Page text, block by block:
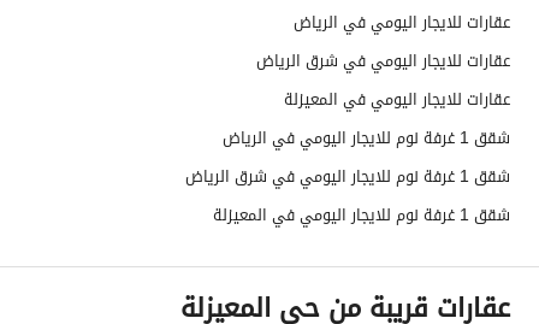
عقارات للايجار اليومي في الرياض
عقارات للايجار اليومي في شرق الرياض
عقارات للايجار اليومي في المعيزلة
شقق 1 غرفة نوم للايجار اليومي في الرياض
شقق 1 غرفة نوم للايجار اليومي في شرق الرياض
شقق 1 غرفة نوم للايجار اليومي في المعيزلة
عقارات قريبة من حي المعيزلة